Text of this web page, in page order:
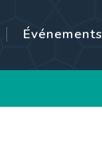
Événements